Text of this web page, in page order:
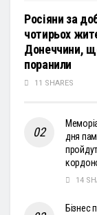
Росіяни за
чотирьох
Донеччини,
поранили
11 SHARES
дня
14
Бізнес